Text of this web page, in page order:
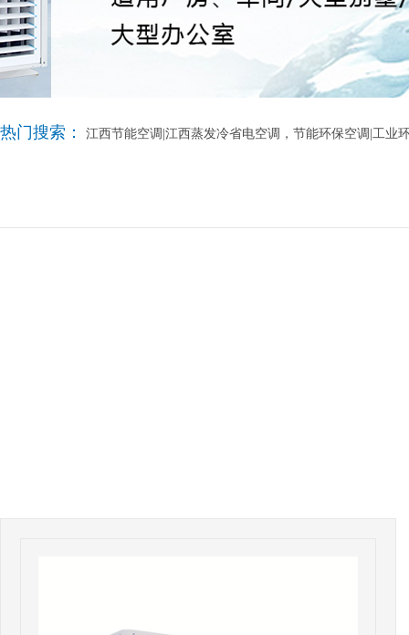
热门搜索： 江西节能空调|江西蒸发冷省电空调，节能环保空调|工业